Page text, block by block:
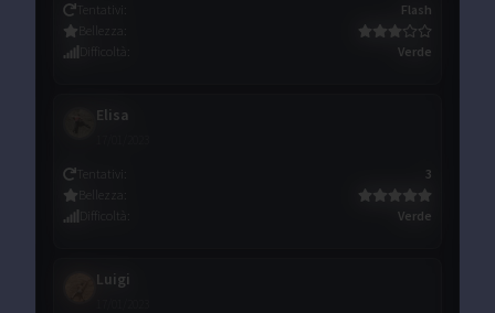
Tentativi :
Flash
Bellezza :
Difficoltà : Verde
Elisa
Tentativi :
3
Bellezza :
Difficoltà : Verde
Luigi